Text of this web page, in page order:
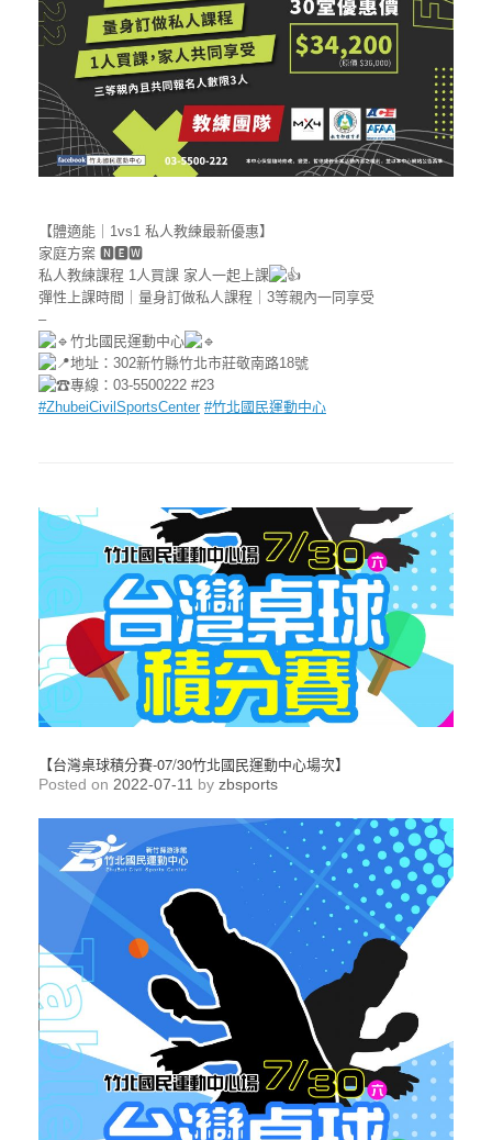
【體適能｜1vs1 私人教練最新優惠】
家庭方案 🅽🅴🆆
私人教練課程 1人買課 家人一起上課
彈性上課時間｜量身訂做私人課程｜3等親內一同享受
–
竹北國民運動中心
地址：302新竹縣竹北市莊敬南路18號
專線：03-5500222 #23
#ZhubeiCivilSportsCenter #竹北國民運動中心
【台灣桌球積分賽-07/30竹北國民運動中心場次】
Posted on 2022-07-11 by zbsports